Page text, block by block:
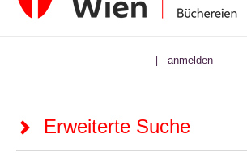
| anmelden
Erweiterte Suche